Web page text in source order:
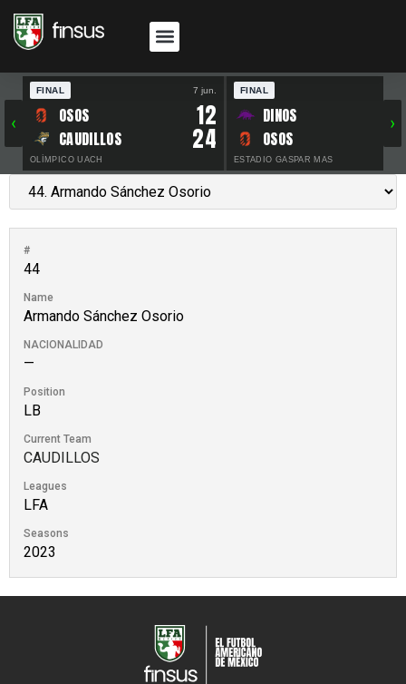
‹
FINAL 7 jun.
OSOS 12
CAUDILLOS 24
OLÍMPICO UACH
FINAL
DINOS
OSOS
ESTADIO GASPAR MAS
›
#
44
Name
Armando Sánchez Osorio
NACIONALIDAD
—
Position
LB
Current Team
CAUDILLOS
Leagues
LFA
Seasons
2023